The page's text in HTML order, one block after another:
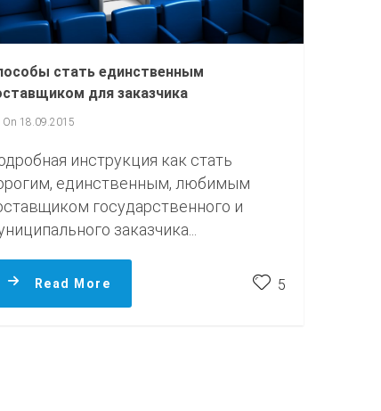
стать единственным
для заказчика
On 18.09.2015
инструкция как стать
единственным, любимым
государственного и
заказчика...
Read More 5